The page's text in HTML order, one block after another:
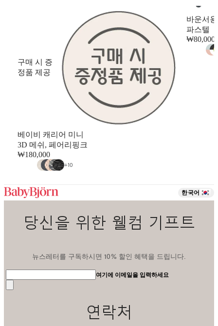
구매 시 증
정품 제공
베이비 캐리어 미니
3D 메쉬, 페어리핑크
₩180,000
+10
바운서
파스텔
₩80,000
한국어
당신을 위한 웰컴 기프트
뉴스레터를 구독하시면 10% 할인 혜택을 드립니다.
여기에 이메일을 입력하세요
연락처